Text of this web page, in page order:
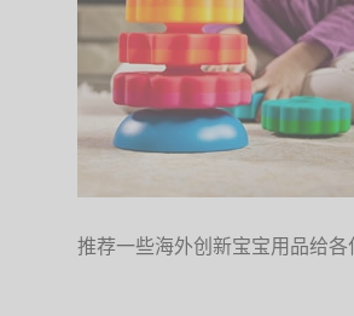
推荐一些海外创新宝宝用品给